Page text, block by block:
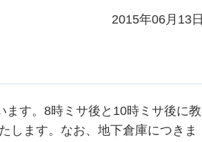
2015年06月13日
す。8時ミサ後と10時ミサ後に教
します。なお、地下倉庫につきま